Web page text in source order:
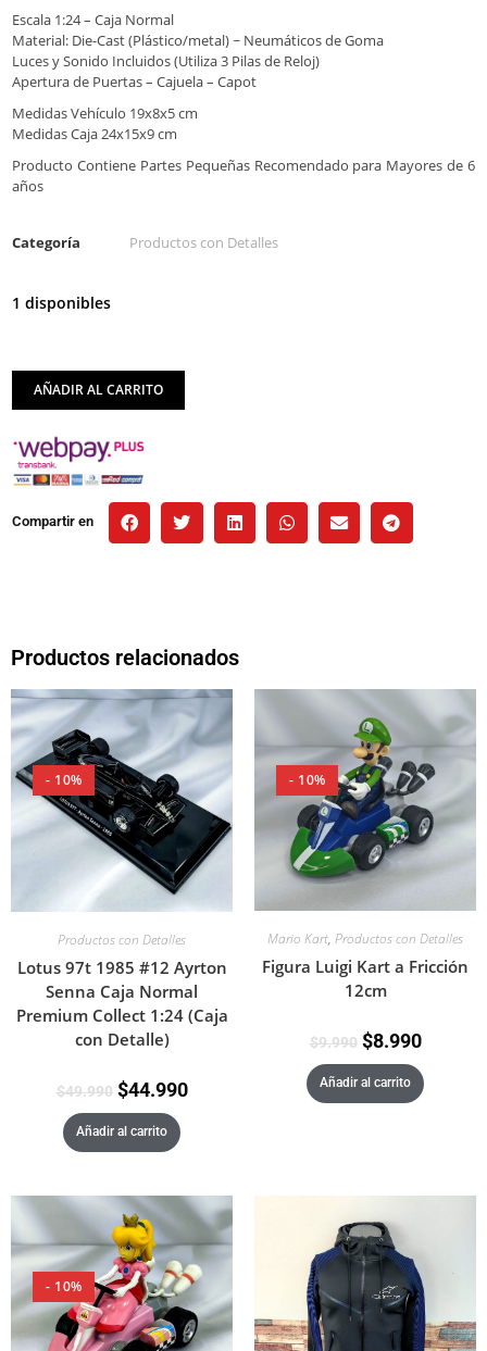
Escala 1:24 – Caja Normal
Material: Die-Cast (Plástico/metal) ~ Neumáticos de Goma
Luces y Sonido Incluidos (Utiliza 3 Pilas de Reloj)
Apertura de Puertas – Cajuela – Capot
Medidas Vehículo 19x8x5 cm
Medidas Caja 24x15x9 cm
Producto Contiene Partes Pequeñas Recomendado para Mayores de 6
años
Categoría Productos con Detalles
1 disponibles
AÑADIR AL CARRITO
Compartir en
Productos relacionados
- 10%
Productos con Detalles
Lotus 97t 1985 #12 Ayrton
Senna Caja Normal
Premium Collect 1:24 (Caja
con Detalle)
$49.990 $44.990
Añadir al carrito
- 10%
Mario Kart, Productos con Detalles
Figura Luigi Kart a Fricción
12cm
$9.990 $8.990
Añadir al carrito
- 10%